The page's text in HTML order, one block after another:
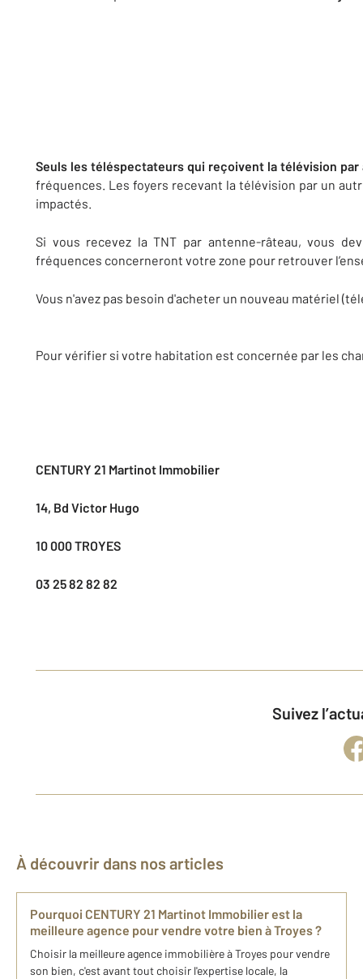
Seuls les téléspectateurs qui reçoivent la télévision par
fréquences. Les foyers recevant la télévision par un
impactés.
Si vous recevez la TNT par antenne-râteau, vous
fréquences concerneront votre zone pour retrouver
Vous n'avez pas besoin d'acheter un nouveau matériel
Pour vérifier si votre habitation est concernée par les
CENTURY 21 Martinot Immobilier
14, Bd Victor Hugo
10 000 TROYES
03 25 82 82 82
Suivez
À découvrir dans nos articles
Pourquoi CENTURY 21 Martinot Immobilier est la
meilleure agence pour vendre votre bien à Troyes ?
Choisir la meilleure agence immobilière à Troyes pour vendre
son bien, c'est avant tout choisir l'expertise locale, la